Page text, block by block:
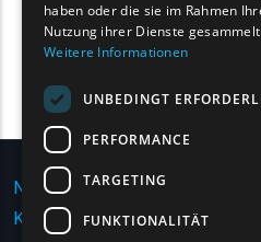
Nutzungsbedingungen |
Kontakt
haben oder die sie im Rahmen
Nutzung ihrer Dienste
Weitere Informationen
UNBEDINGT
PERFORMANCE
TARGETING
FUNKTIONALITÄT